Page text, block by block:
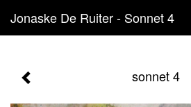
Jonaske De Ruiter - Sonnet 4
sonnet 4